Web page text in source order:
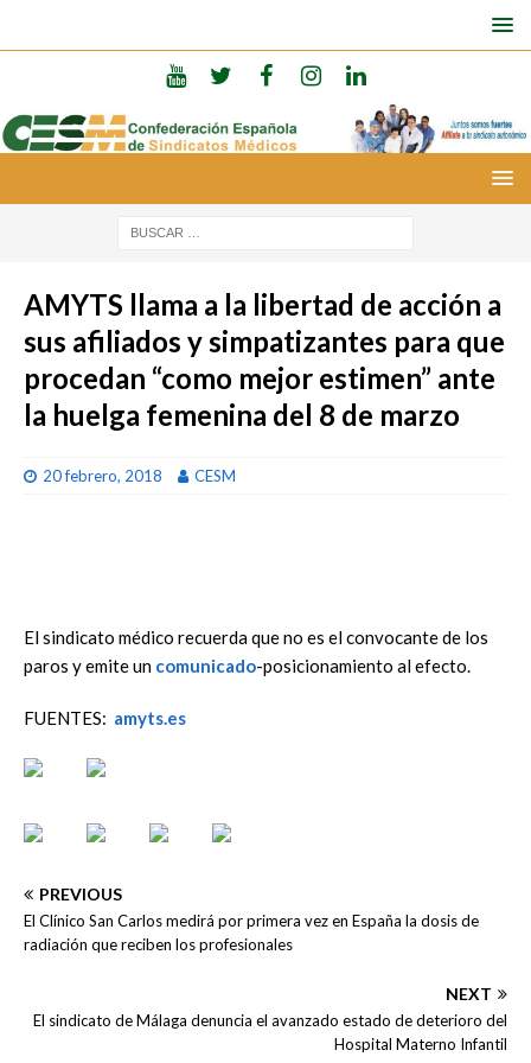
AMYTS llama a la libertad de acción a
sus afiliados y simpatizantes para que
procedan “como mejor estimen” ante
la huelga femenina del 8 de marzo
20 febrero, 2018 CESM
El sindicato médico recuerda que no es el convocante de los
paros y emite un comunicado-posicionamiento al efecto.
FUENTES: amyts.es
PREVIOUS
El Clínico San Carlos medirá por primera vez en España la dosis de
radiación que reciben los profesionales
NEXT
El sindicato de Málaga denuncia el avanzado estado de deterioro del
Hospital Materno Infantil